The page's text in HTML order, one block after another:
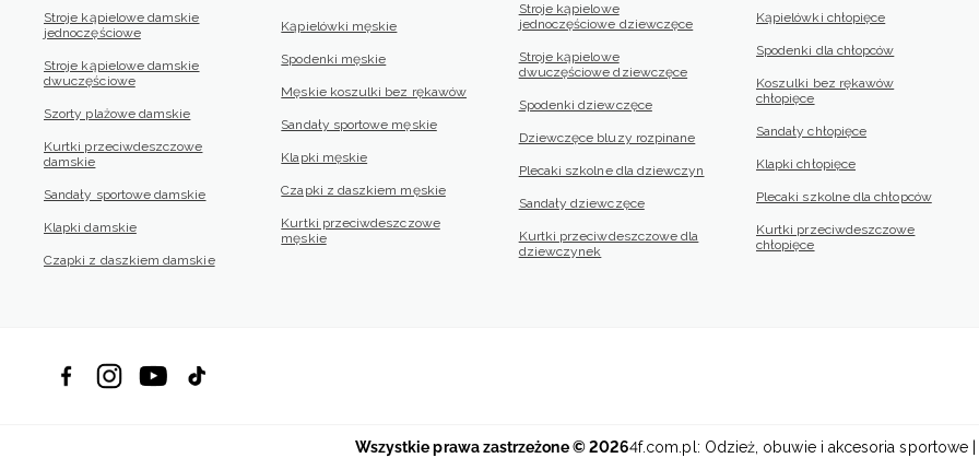
Stroje kąpielowe damskie
jednoczęściowe
Stroje kąpielowe damskie
dwuczęściowe
Szorty plażowe damskie
Kurtki przeciwdeszczowe
damskie
Sandały sportowe damskie
Klapki damskie
Czapki z daszkiem damskie
Kąpielówki męskie
Spodenki męskie
Męskie koszulki bez rękawów
Sandały sportowe męskie
Klapki męskie
Czapki z daszkiem męskie
Kurtki przeciwdeszczowe
męskie
Stroje kąpielowe
jednoczęściowe dziewczęce
Stroje kąpielowe
dwuczęściowe dziewczęce
Spodenki dziewczęce
Dziewczęce bluzy rozpinane
Plecaki szkolne dla dziewczyn
Sandały dziewczęce
Kurtki przeciwdeszczowe dla
dziewczynek
Kąpielówki chłopięce
Spodenki dla chłopców
Koszulki bez rękawów
chłopięce
Sandały chłopięce
Klapki chłopięce
Plecaki szkolne dla chłopców
Kurtki przeciwdeszczowe
chłopięce
Wszystkie prawa zastrzeżone © 20264f.com.pl: Odzież, obuwie i akcesoria sportowe